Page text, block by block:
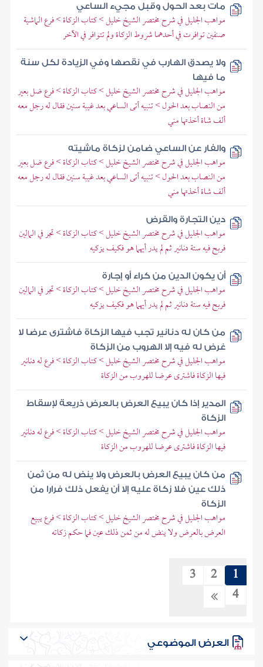
مات بعد الحول وقبل مجيء الساعي
مواهب الجليل في شرح مختصر الشيخ خليل > كتاب الزكاة > فرع الماشية
صنفين توافرت في أحدهما شروط الزكاة ولم تتوافر في الآخر
ولا يصدق الهارب في نقصها وفي الزيادة لكل سنة
ما فيها
مواهب الجليل في شرح مختصر الشيخ خليل > كتاب الزكاة > فرع ضل بعير
من النصاب بعد الحول > تنبيه أتى الساعي بعد غيبة سنين فقال له رجل معه
ألف شاة أخذتها مني
والفار عن الساعي ضامن لزكاة ماشيته
مواهب الجليل في شرح مختصر الشيخ خليل > كتاب الزكاة > فرع ضل بعير
من النصاب بعد الحول > تنبيه أتى الساعي بعد غيبة سنين فقال له رجل معه
ألف شاة أخذتها مني
دين التجارة والقرض
مواهب الجليل في شرح مختصر الشيخ خليل > كتاب الزكاة > تجر في المالين
فربح فيه ستة دنانير ثم لم يدر أيهما هو فكيف يزكيه
أن يكون الدين من كراء أو إجارة
مواهب الجليل في شرح مختصر الشيخ خليل > كتاب الزكاة > تجر في المالين
فربح فيه ستة دنانير ثم لم يدر أيهما هو فكيف يزكيه
من كان له دنانير تجب فيها الزكاة فاشترى عرضا لا
غرض له فيه إلا الهروب من الزكاة
مواهب الجليل في شرح مختصر الشيخ خليل > كتاب الزكاة > فرع له دنانير
فيها الزكاة فاشترى عرضا للهروب من الزكاة
المدير إذا كان يبيع العرض بالعرض ذريعة لإسقاط
الزكاة
مواهب الجليل في شرح مختصر الشيخ خليل > كتاب الزكاة > فرع له دنانير
فيها الزكاة فاشترى عرضا للهروب من الزكاة
من كان يبيع العرض بالعرض ولا ينض له من ثمن
ذلك عين فلا زكاة عليه إلا أن يفعل ذلك فرارا من
الزكاة
مواهب الجليل في شرح مختصر الشيخ خليل > كتاب الزكاة > فرع يبيع
العرض بالعرض ولا ينض له من ثمن ذلك عين فما حكم زكاته
1
2
3
4
العرض الموضوعي